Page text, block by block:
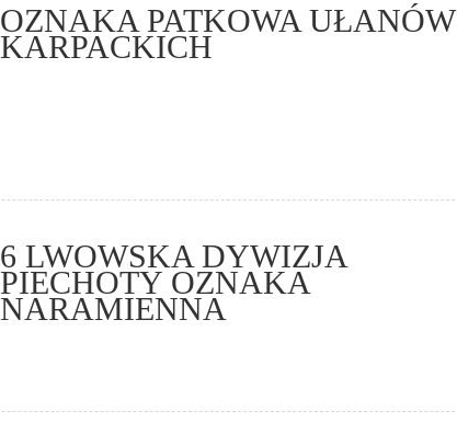
OZNAKA PATKOWA UŁANÓW
KARPACKICH
6 LWOWSKA DYWIZJA
PIECHOTY OZNAKA
NARAMIENNA